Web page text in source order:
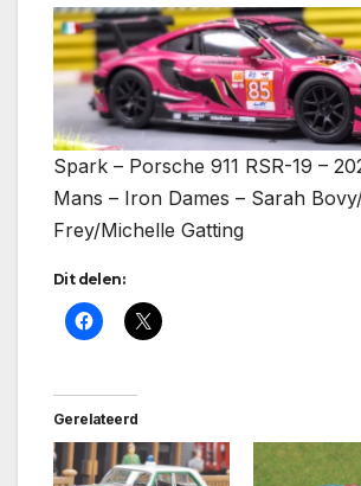
Spark – Porsche 911 RSR-19 –
Mans – Iron Dames – Sarah
Frey/Michelle Gatting
Dit delen:
Gerelateerd